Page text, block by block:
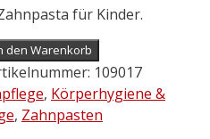
für Kinder.
den Warenkorb
109017
, Körperhygiene &
, Zahnpasten